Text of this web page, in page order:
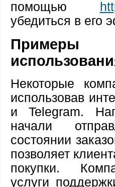
помощью
убедиться в его
Некоторые
использовав
и Telegram.
начали
состоянии
позволяет
покупки.
услуги